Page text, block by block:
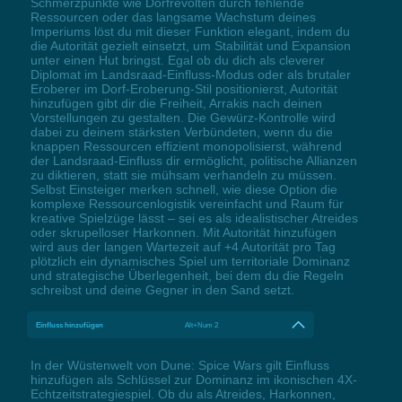
Ressourcen oder das langsame Wachstum deines
Imperiums löst du mit dieser Funktion elegant, indem du
die Autorität gezielt einsetzt, um Stabilität und Expansion
unter einen Hut bringst. Egal ob du dich als cleverer
Diplomat im Landsraad-Einfluss-Modus oder als brutaler
Eroberer im Dorf-Eroberung-Stil positionierst, Autorität
hinzufügen gibt dir die Freiheit, Arrakis nach deinen
Vorstellungen zu gestalten. Die Gewürz-Kontrolle wird
dabei zu deinem stärksten Verbündeten, wenn du die
knappen Ressourcen effizient monopolisierst, während
der Landsraad-Einfluss dir ermöglicht, politische Allianzen
zu diktieren, statt sie mühsam verhandeln zu müssen.
Selbst Einsteiger merken schnell, wie diese Option die
komplexe Ressourcenlogistik vereinfacht und Raum für
kreative Spielzüge lässt – sei es als idealistischer Atreides
oder skrupelloser Harkonnen. Mit Autorität hinzufügen
wird aus der langen Wartezeit auf +4 Autorität pro Tag
plötzlich ein dynamisches Spiel um territoriale Dominanz
und strategische Überlegenheit, bei dem du die Regeln
schreibst und deine Gegner in den Sand setzt.
Einfluss hinzufügen Alt+Num 2
In der Wüstenwelt von Dune: Spice Wars gilt Einfluss
hinzufügen als Schlüssel zur Dominanz im ikonischen 4X-
Echtzeitstrategiespiel. Ob du als Atreides, Harkonnen,